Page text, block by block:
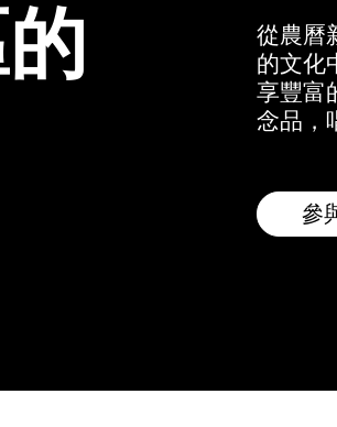
從農曆
的文化
享豐富
念品，
參